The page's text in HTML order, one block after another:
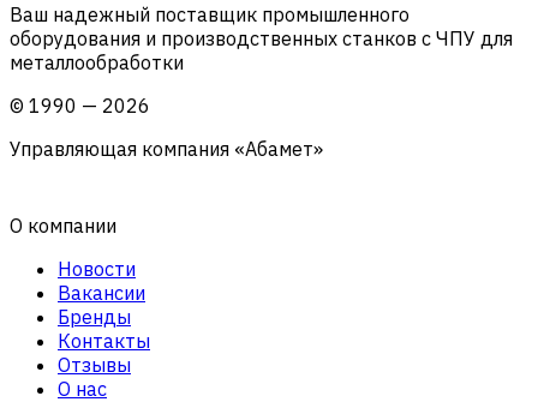
Ваш надежный поставщик промышленного
оборудования и производственных станков с ЧПУ для
металлообработки
© 1990 — 2026
Управляющая компания «Абамет»
О компании
Новости
Вакансии
Бренды
Контакты
Отзывы
О нас